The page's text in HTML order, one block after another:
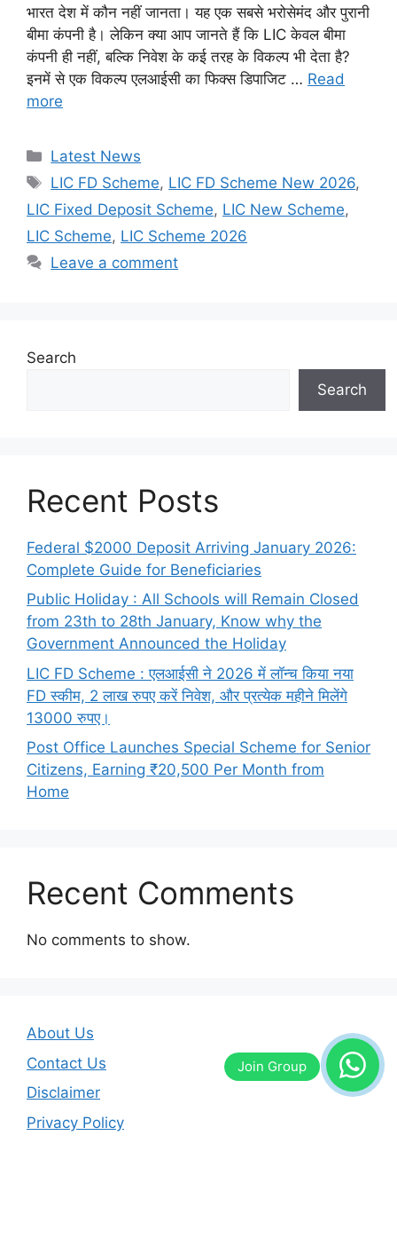
भारत देश में कौन नहीं जानता। यह एक सबसे भरोसेमंद और पुरानी
बीमा कंपनी है। लेकिन क्या आप जानते हैं कि LIC केवल बीमा
कंपनी ही नहीं, बल्कि निवेश के कई तरह के विकल्प भी देता है?
इनमें से एक विकल्प एलआईसी का फिक्स डिपाजिट … Read
more
Categories
Latest News
Tags
LIC FD Scheme, LIC FD Scheme New 2026,
LIC Fixed Deposit Scheme, LIC New Scheme,
LIC Scheme, LIC Scheme 2026
Leave a comment
Search
Search
Recent Posts
Federal $2000 Deposit Arriving January 2026:
Complete Guide for Beneficiaries
Public Holiday : All Schools will Remain Closed
from 23th to 28th January, Know why the
Government Announced the Holiday
LIC FD Scheme : एलआईसी ने 2026 में लॉन्च किया नया
FD स्कीम, 2 लाख रुपए करें निवेश, और प्रत्येक महीने मिलेंगे
13000 रुपए।
Post Office Launches Special Scheme for Senior
Citizens, Earning ₹20,500 Per Month from
Home
Recent Comments
No comments to show.
About Us
Contact Us
Disclaimer
Privacy Policy